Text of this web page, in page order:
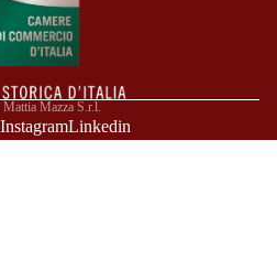
Mattia Mazza S.r.l.
InstagramLinkedin